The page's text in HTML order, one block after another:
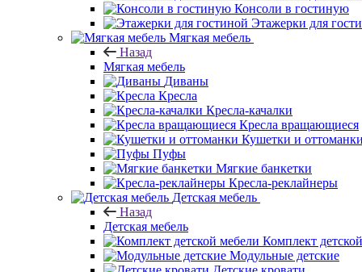
Консоли в гостиную
Этажерки для
Мягкая мебель
Назад
Мягкая мебель
Диваны
Кресла
Кресла-качалки
Кресла вращающиеся
Кушетки и оттоманки
Пуфы
Мягкие банкетки
Кресла-реклайнеры
Детская мебель
Назад
Детская мебель
Комплект
Модульные детские